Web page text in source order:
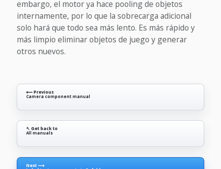
embargo, el motor ya hace pooling de objetos
internamente, por lo que la sobrecarga adicional
solo hará que todo sea más lento. Es más rápido y
más limpio eliminar objetos de juego y generar
otros nuevos.
⟵ Previous
Camera component manual
↖ Get back to
All manuals
Next ⟶